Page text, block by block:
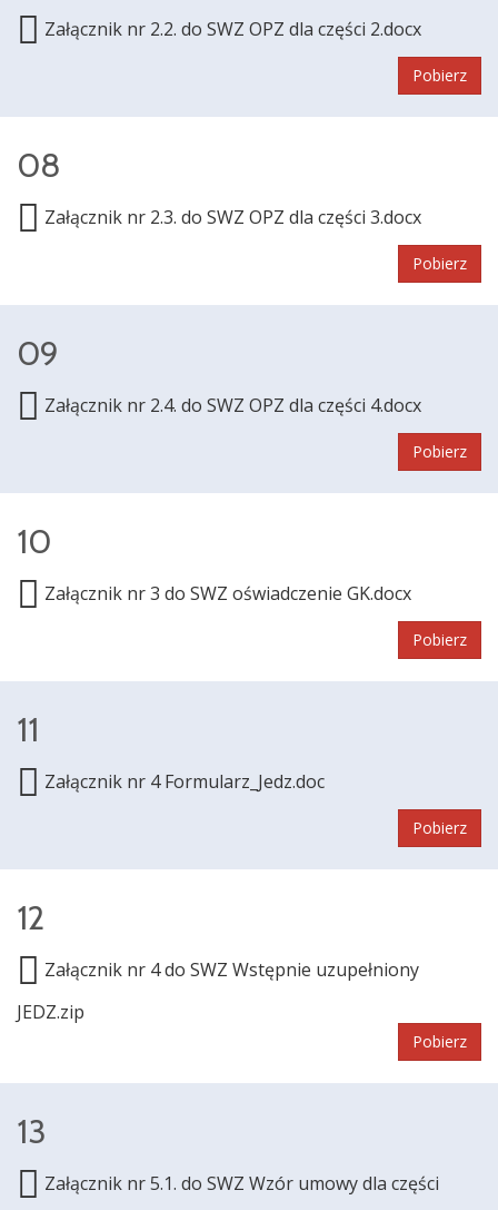
Załącznik nr 2.2. do SWZ OPZ dla części 2.docx
Pobierz
08
Załącznik nr 2.3. do SWZ OPZ dla części 3.docx
Pobierz
09
Załącznik nr 2.4. do SWZ OPZ dla części 4.docx
Pobierz
10
Załącznik nr 3 do SWZ oświadczenie GK.docx
Pobierz
11
Załącznik nr 4 Formularz_Jedz.doc
Pobierz
12
Załącznik nr 4 do SWZ Wstępnie uzupełniony
JEDZ.zip
Pobierz
13
Załącznik nr 5.1. do SWZ Wzór umowy dla części